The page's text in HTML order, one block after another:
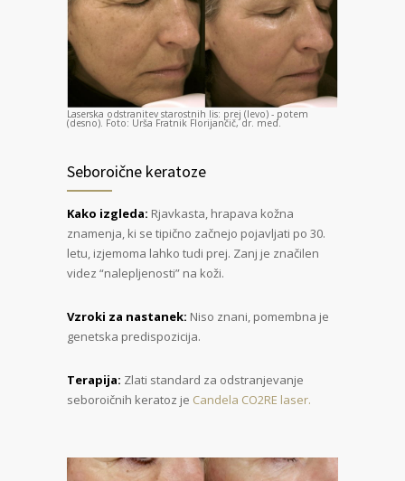
Laserska odstranitev starostnih lis: prej (levo) - potem
(desno). Foto: Urša Fratnik Florijančič, dr. med.
Seboroične keratoze
Kako izgleda: Rjavkasta, hrapava kožna
znamenja, ki se tipično začnejo pojavljati po 30.
letu, izjemoma lahko tudi prej. Zanj je značilen
videz “nalepljenosti” na koži.
Vzroki za nastanek: Niso znani, pomembna je
genetska predispozicija.
Terapija: Zlati standard za odstranjevanje
seboroičnih keratoz je Candela CO2RE laser.